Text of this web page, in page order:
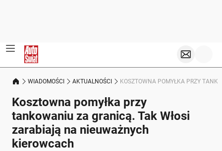
WIADOMOŚCI AKTUALNOŚCI KOSZTOWNA POMYŁKA PRZY
Kosztowna pomyłka przy
tankowaniu za granicą. Tak Włosi
zarabiają na nieuważnych
kierowcach